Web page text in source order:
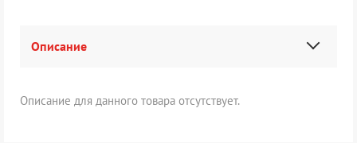
Описание
Описание для данного товара отсутствует.